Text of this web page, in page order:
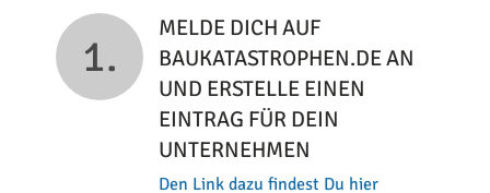
1.
MELDE DICH AUF
BAUKATASTROPHEN.DE AN
UND ERSTELLE EINEN
EINTRAG FÜR DEIN
UNTERNEHMEN
Den Link dazu findest Du hier